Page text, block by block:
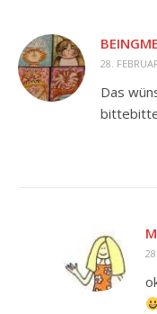
28.
Das